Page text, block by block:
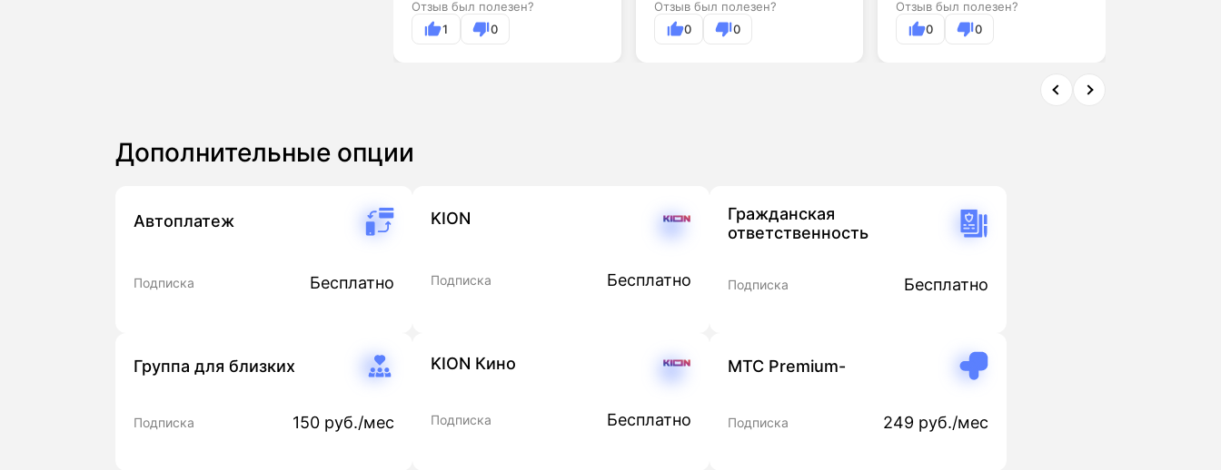
Отзыв был полезен?
1
0
Отзыв был полезен?
0
0
Отзыв был полезен?
0
0
Дополнительные опции
Автоплатеж
Подписка Бесплатно
KION
Подписка Бесплатно
Гражданская
ответственность
Подписка Бесплатно
Группа для близких
Подписка 150 руб./мес
KION Кино
Подписка Бесплатно
МТС Premium-
Подписка 249 руб./мес